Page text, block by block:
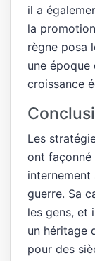
il a
la
règne posa
une
croissance
Les
ont
internement
guerre. Sa
les gens, et
un héritage
pour des